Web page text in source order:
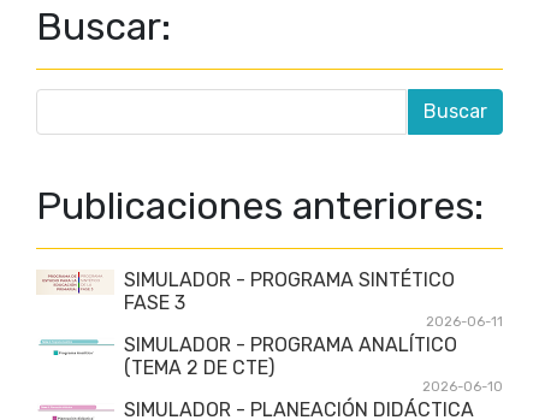
Buscar:
Publicaciones anteriores:
SIMULADOR - PROGRAMA SINTÉTICO
FASE 3
2026-06-11
SIMULADOR - PROGRAMA ANALÍTICO
(TEMA 2 DE CTE)
2026-06-10
SIMULADOR - PLANEACIÓN DIDÁCTICA